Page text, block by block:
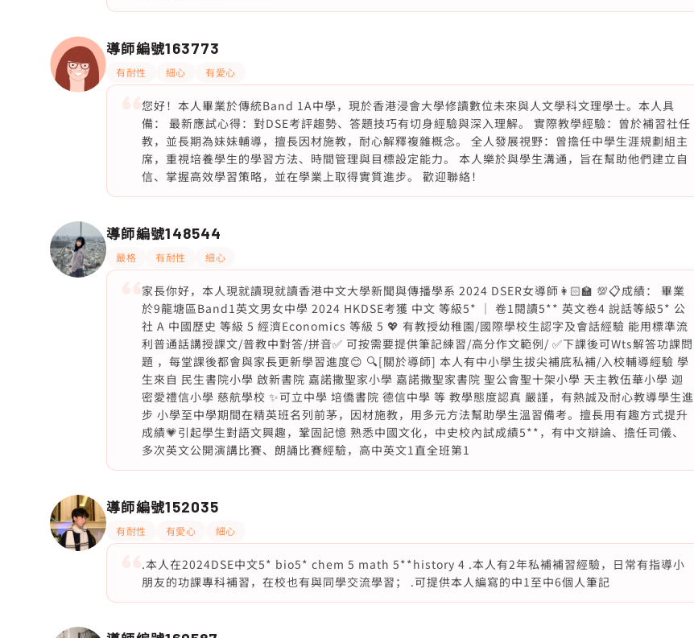
導師編號163773
有耐性 細心 有愛心
您好！本人畢業於傳統Band 1A中學，現於香港浸會大學修讀數位未來與人文學科文理學士。本人具
備： 最新應試心得：對DSE考評趨勢、答題技巧有切身經驗與深入理解。 實際教學經驗：曾於補習社任
教，並長期為妹妹輔導，擅長因材施教，耐心解釋複雜概念。 全人發展視野：曾擔任中學生涯規劃組主
席，重視培養學生的學習方法、時間管理與目標設定能力。 本人樂於與學生溝通，旨在幫助他們建立自
信、掌握高效學習策略，並在學業上取得實質進步。 歡迎聯絡！
導師編號148544
嚴格 有耐性 細心
家長你好，本人現就讀現就讀香港中文大學新聞與傳播學系 2024 DSER女導師👩🏻‍🏫 💯📋成績： 畢業
於9龍塘區Band1英文男女中學 2024 HKDSE考獲 中文 等級5* ｜ 卷1閱讀5** 英文卷4 說話等級5* 公
社 A 中國歷史 等級 5 經濟Economics 等級 5 💖 有教授幼稚園/國際學校生認字及會話經驗 能用標準流
利普通話講授課文/普教中對答/拼音✅ 可按需要提供筆記練習/高分作文範例/ ✅下課後可Wts解答功課問
題 ，每堂課後都會與家長更新學習進度😊 🔍[關於導師] 本人有中小學生拔尖補底私補/入校輔導經驗 學
生來自 民生書院小學 啟新書院 嘉諾撒聖家小學 嘉諾撒聖家書院 聖公會聖十架小學 天主教伍華小學 迦
密愛禮信小學 慈航學校 ✨可立中學 培僑書院 德信中學 等 教學態度認真 嚴謹，有熱誠及耐心教導學生進
步 小學至中學期間在精英班名列前茅，因材施教，用多元方法幫助學生溫習備考。擅長用有趣方式提升
成績💗引起學生對語文興趣，鞏固記憶 熟悉中國文化，中史校內試成績5**，有中文辯論、擔任司儀、
多次英文公開演講比賽、朗誦比賽經驗，高中英文1直全班第1
導師編號152035
有耐性 有愛心 細心
.本人在2024DSE中文5* bio5* chem 5 math 5**history 4 .本人有2年私補補習經驗，日常有指導小
朋友的功課專科補習，在校也有與同學交流學習； .可提供本人編寫的中1至中6個人筆記